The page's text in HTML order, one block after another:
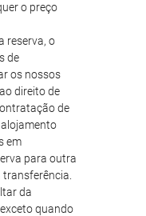
o preço
reserva, o
de
os nossos
direito de
de
em
para outra
da
quando